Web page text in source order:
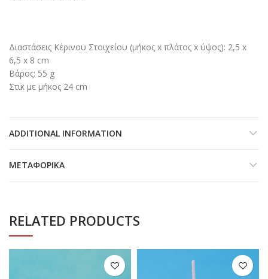
Διαστάσεις Κέρινου Στοιχείου (μήκος x πλάτος x ύψος): 2,5 x
6,5 x 8 cm
Βάρος: 55 g
Στικ με μήκος 24 cm
ADDITIONAL INFORMATION
ΜΕΤΑΦΟΡΙΚΆ
RELATED PRODUCTS